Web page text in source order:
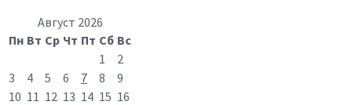
Август 2026
Пн Вт Ср Чт Пт Сб Вс
1
2
3
4 5 6 7 8
9
10 11 12 13 14 15 16